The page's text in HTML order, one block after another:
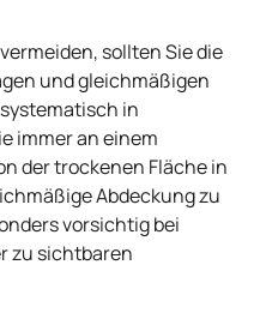
sollten Sie die
und gleichmäßigen
in
immer an einem
der trockenen Fläche in
Abdeckung zu
vorsichtig bei
zu sichtbaren